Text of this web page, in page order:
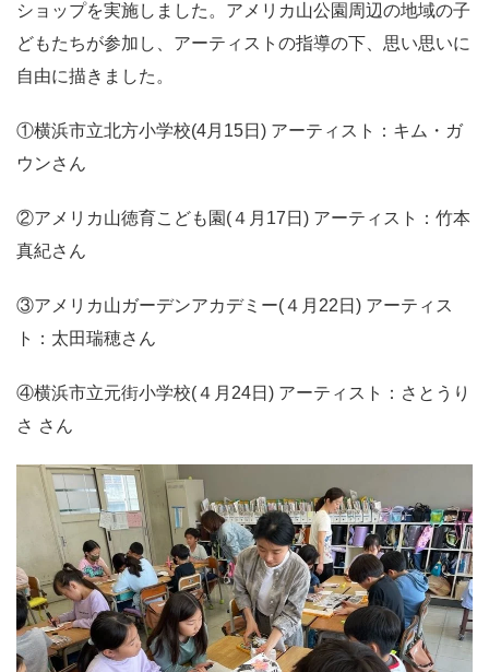
ショップを実施しました。アメリカ山公園周辺の地域の子
どもたちが参加し、アーティストの指導の下、思い思いに
自由に描きました。
①横浜市立北方小学校(4月15日) アーティスト：キム・ガ
ウンさん
②アメリカ山徳育こども園(４月17日) アーティスト：竹本
真紀さん
③アメリカ山ガーデンアカデミー(４月22日) アーティス
ト：太田瑞穂さん
④横浜市立元街小学校(４月24日) アーティスト：さとうり
さ さん